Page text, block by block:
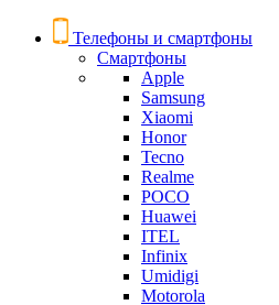
Телефоны и смартфоны
Смартфоны
Apple
Samsung
Xiaomi
Honor
Tecno
Realme
POCO
Huawei
ITEL
Infinix
Umidigi
Motorola